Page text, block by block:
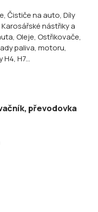
, Čističe na auto, Díly
Karosářské nástřiky a
, Oleje, Ostřikovače,
paliva, motoru,
H4, H7...
převodovka